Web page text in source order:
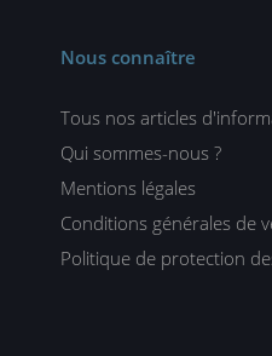
Nous connaître
Tous nos articles
Qui sommes-nous ?
Mentions légales
Conditions générales de
Politique de protection